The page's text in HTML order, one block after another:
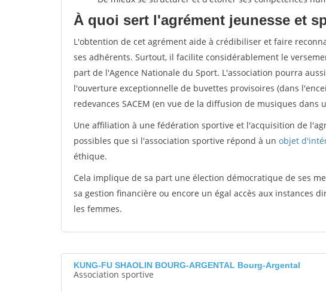
À quoi sert l'agrément jeunesse et
L'obtention de cet agrément aide à crédibiliser et faire
ses adhérents. Surtout, il facilite considérablement le
part de l'Agence Nationale du Sport. L'association pourra
l'ouverture exceptionnelle de buvettes provisoires (dans
redevances SACEM (en vue de la diffusion de musiques
Une affiliation à une fédération sportive et l'acquisition de
possibles que si l'association sportive répond à un objet
éthique.
Cela implique de sa part une élection démocratique de ses
sa gestion financière ou encore un égal accès aux instances
les femmes.
KUNG-FU SHAOLIN BOURG-ARGENTAL Bourg-Argental
Association sportive